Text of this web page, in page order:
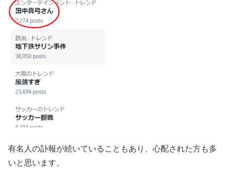
有名人の訃報が続いていることもあり、心配された方も多
いと思います。